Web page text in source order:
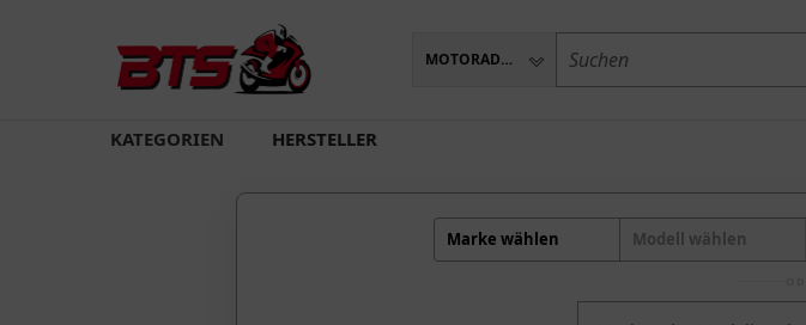
MOTORADTEILE
KATEGORIEN HERSTELLER
Marke wählen Modell wählen